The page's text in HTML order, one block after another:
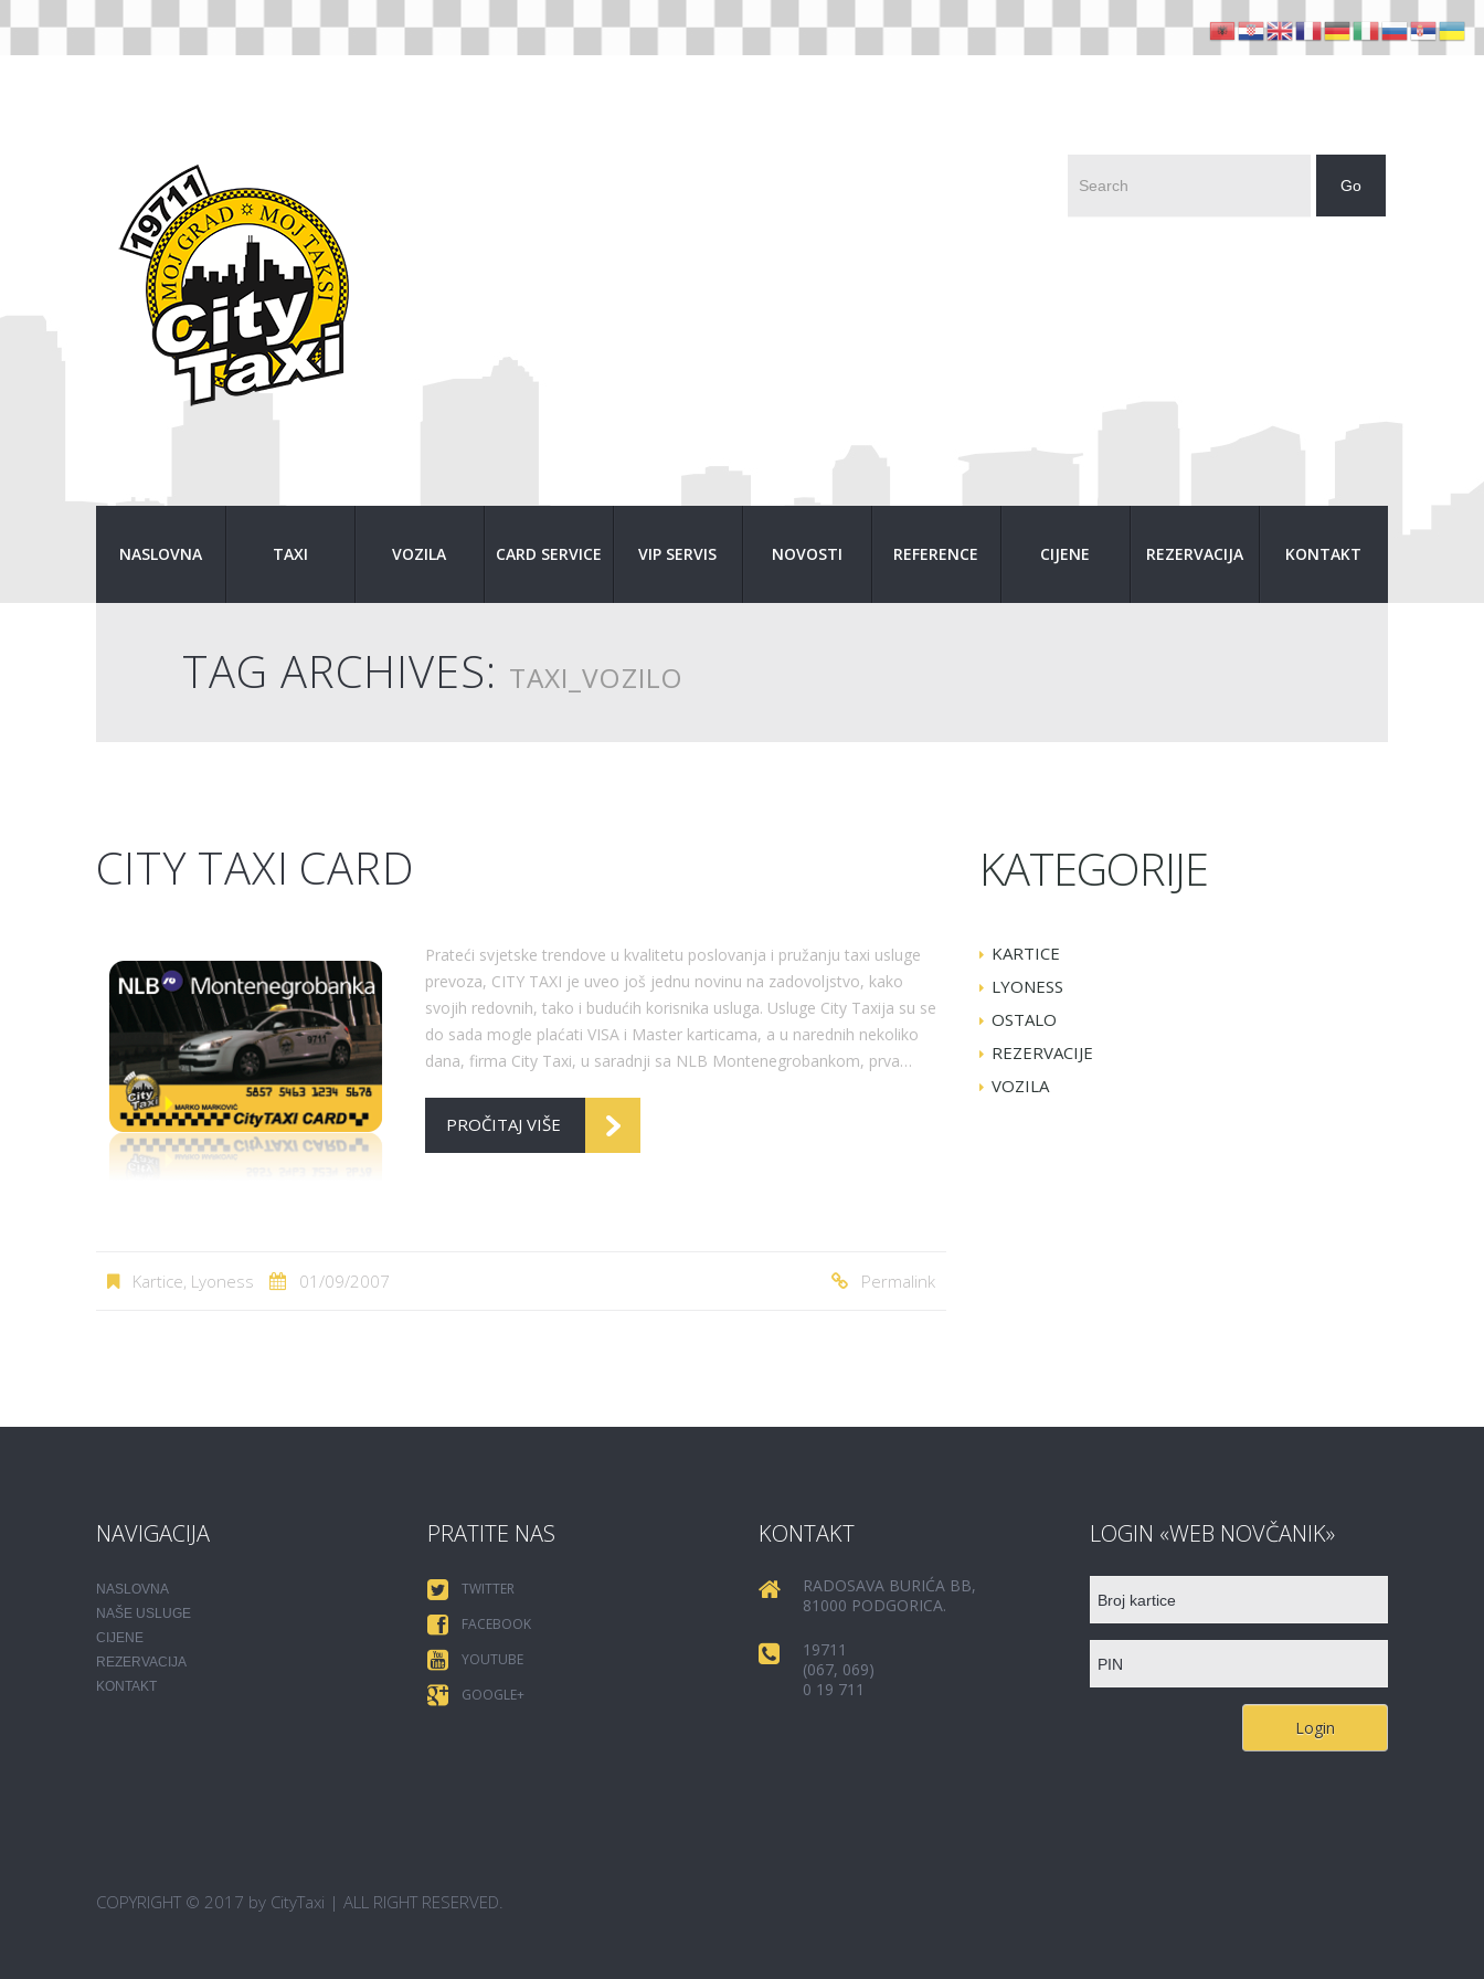
NASLOVNA TAXI VOZILA CARD SERVICE VIP SERVIS NOVOSTI REFERENCE CIJENE REZERVACIJA KONTAKT
TAG ARCHIVES: TAXI_VOZILO
CITY TAXI CARD
Prateći svjetske trendove u kvalitetu poslovanja i pružanju taxi usluge
prevoza, CITY TAXI je uveo još jednu novinu na zadovoljstvo, kako
svojih redovnih, tako i budućih korisnika usluga. Usluge City Taxija su se
do sada mogle plaćati VISA i Master karticama, a u narednih nekoliko
dana, firma City Taxi, u saradnji sa NLB Montenegrobankom, prva…
PROČITAJ VIŠE
Kartice, Lyoness 01/09/2007 Permalink
KATEGORIJE
KARTICE
LYONESS
OSTALO
REZERVACIJE
VOZILA
NAVIGACIJA
NASLOVNA
NAŠE USLUGE
CIJENE
REZERVACIJA
KONTAKT
PRATITE NAS
TWITTER
FACEBOOK
YOUTUBE
GOOGLE+
KONTAKT
RADOSAVA BURIĆA BB,
81000 PODGORICA.
19711
(067, 069)
0 19 711
LOGIN «WEB NOVČANIK»
COPYRIGHT © 2017 by CityTaxi | ALL RIGHT RESERVED.